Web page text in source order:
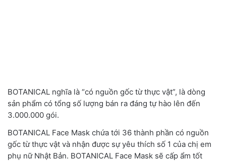
BOTANICAL nghĩa là “có nguồn gốc từ thực vật”, là dòng
sản phẩm có tổng số lượng bán ra đáng tự hào lên đến
3.000.000 gói.
BOTANICAL Face Mask chứa tới 36 thành phần có nguồn
gốc từ thực vật và nhận được sự yêu thích số 1 của chị em
phụ nữ Nhật Bản. BOTANICAL Face Mask sẽ cấp ẩm tốt